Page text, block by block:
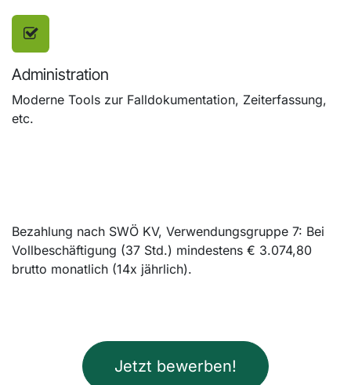
Administration
Moderne Tools zur Falldokumentation, Zeiterfassung,
etc.
Bezahlung nach SWÖ KV, Verwendungsgruppe 7: Bei
Vollbeschäftigung (37 Std.) mindestens € 3.074,80
brutto monatlich (14x jährlich).
Jetzt bewerben!